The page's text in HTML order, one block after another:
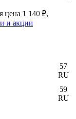
цена 1 140 ₽,
и акции
57
RU
59
RU